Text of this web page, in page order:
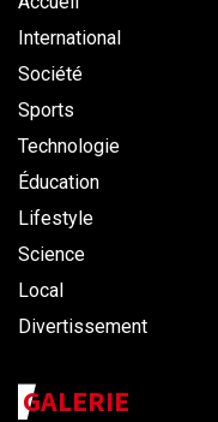
International
Société
Sports
Technologie
Éducation
Lifestyle
Science
Local
Divertissement
GALERIE